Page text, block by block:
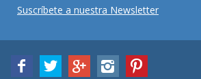
Suscríbete a nuestra Newsletter